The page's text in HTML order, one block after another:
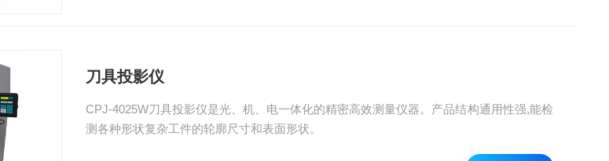
刀具投影仪
CPJ-4025W刀具投影仪是光、机、电一体化的精密高效测量仪器。产品结构通用性强,能检
测各种形状复杂工件的轮廓尺寸和表面形状。